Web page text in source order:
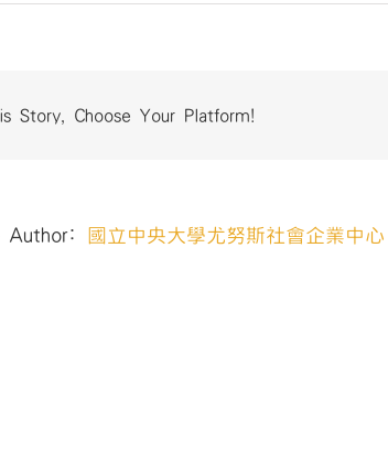
〈尤
臉
Story, Choose Your Platform!
Author: 國立中央大學尤努斯社會企業中心